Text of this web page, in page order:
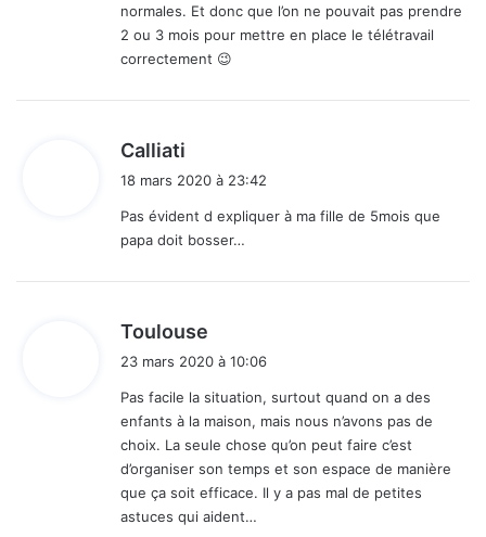
normales. Et donc que l’on ne pouvait pas prendre
2 ou 3 mois pour mettre en place le télétravail
correctement 😉
Calliati
:
18 mars 2020 à 23:42
Pas évident d expliquer à ma fille de 5mois que
papa doit bosser…
Toulouse
:
23 mars 2020 à 10:06
Pas facile la situation, surtout quand on a des
enfants à la maison, mais nous n’avons pas de
choix. La seule chose qu’on peut faire c’est
d’organiser son temps et son espace de manière
que ça soit efficace. Il y a pas mal de petites
astuces qui aident…